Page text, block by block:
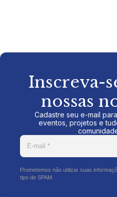
Inscreva-
nossas
Cadastre seu e-mail
eventos, projetos e
Prometemos não utilizar suas
tipo de SPAM.